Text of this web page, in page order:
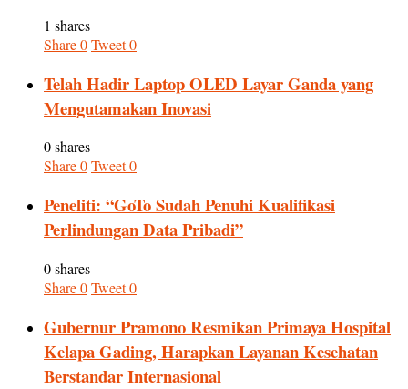
1 shares
Share0Tweet0
Telah Hadir Laptop OLED Layar Ganda yang
Mengutamakan Inovasi
0 shares
Share0Tweet0
Peneliti: “GoTo Sudah Penuhi Kualifikasi
Perlindungan Data Pribadi”
0 shares
Share0Tweet0
Gubernur Pramono Resmikan Primaya Hospital
Kelapa Gading, Harapkan Layanan Kesehatan
Berstandar Internasional